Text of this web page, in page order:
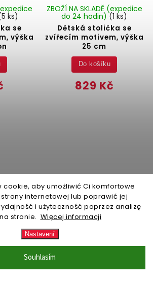
cookie, aby umożliwić Ci komfortowe
internetowej lub poprawić jej
i użyteczność poprzez analizę
stronie. Więcej informacji
Nastavení
Souhlasím
se
výška
ks)
Dětská stolička se
zvířecím motivem, výška
25 cm
ZBOŽÍ NA SKLADĚ (expedice
do 24 hodin)(1 ks)
829 Kč
Do košíku
45 cm,
(expedice
ks)
úložnými boxy na hračky
ZBOŽÍ NA SKLADĚ (expedice
do 24 hodin)(20 ks)